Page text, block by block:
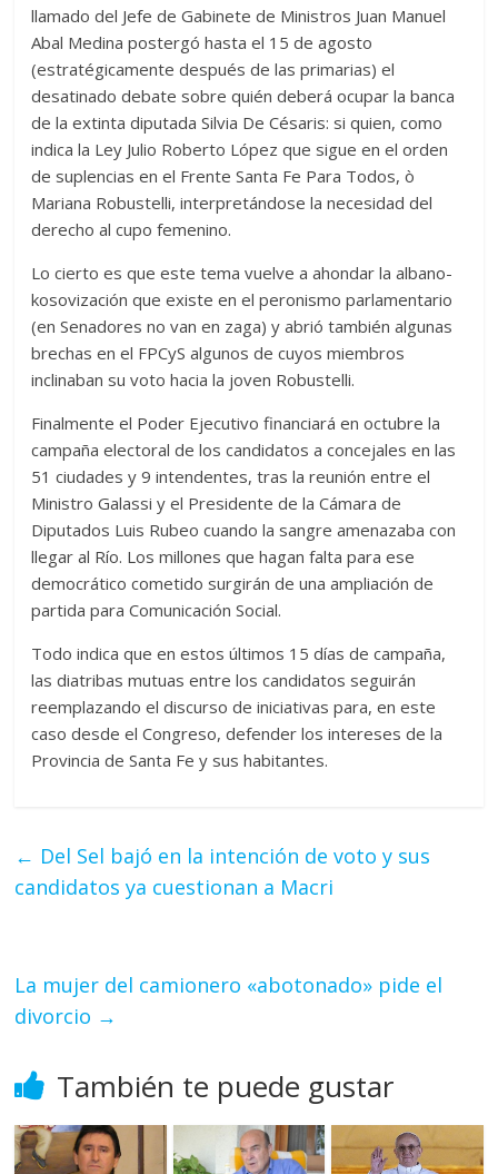
llamado del Jefe de Gabinete de Ministros Juan Manuel
Abal Medina postergó hasta el 15 de agosto
(estratégicamente después de las primarias) el
desatinado debate sobre quién deberá ocupar la banca
de la extinta diputada Silvia De Césaris: si quien, como
indica la Ley Julio Roberto López que sigue en el orden
de suplencias en el Frente Santa Fe Para Todos, ò
Mariana Robustelli, interpretándose la necesidad del
derecho al cupo femenino.
Lo cierto es que este tema vuelve a ahondar la albano-
kosovización que existe en el peronismo parlamentario
(en Senadores no van en zaga) y abrió también algunas
brechas en el FPCyS algunos de cuyos miembros
inclinaban su voto hacia la joven Robustelli.
Finalmente el Poder Ejecutivo financiará en octubre la
campaña electoral de los candidatos a concejales en las
51 ciudades y 9 intendentes, tras la reunión entre el
Ministro Galassi y el Presidente de la Cámara de
Diputados Luis Rubeo cuando la sangre amenazaba con
llegar al Río. Los millones que hagan falta para ese
democrático cometido surgirán de una ampliación de
partida para Comunicación Social.
Todo indica que en estos últimos 15 días de campaña,
las diatribas mutuas entre los candidatos seguirán
reemplazando el discurso de iniciativas para, en este
caso desde el Congreso, defender los intereses de la
Provincia de Santa Fe y sus habitantes.
← Del Sel bajó en la intención de voto y sus
candidatos ya cuestionan a Macri
La mujer del camionero «abotonado» pide el
divorcio →
También te puede gustar